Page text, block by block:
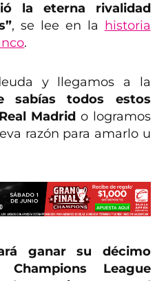
la eterna rivalidad
, se lee en la historia
.
y llegamos a la
sabías todos estos
Madrido logramos
razón para amarlo u
ganar su décimo
League